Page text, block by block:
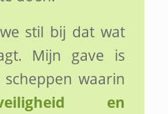
stil bij dat wat
Mijn gave is
waarin
en